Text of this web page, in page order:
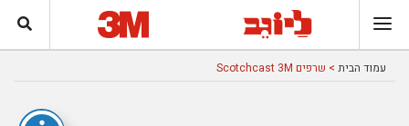
עמוד הבית > שרפים Scotchcast 3M